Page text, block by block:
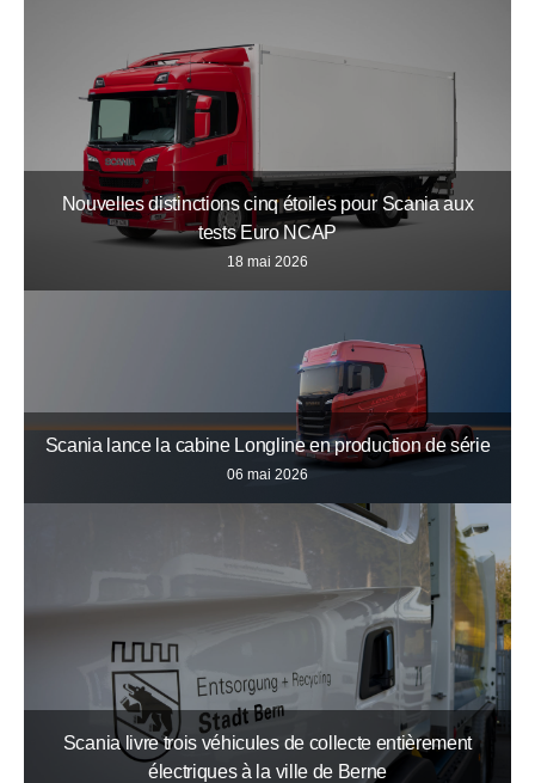
Nouvelles distinctions cinq étoiles pour Scania aux
tests Euro NCAP
18 mai 2026
Scania lance la cabine Longline en production de série
06 mai 2026
Scania livre trois véhicules de collecte entièrement
électriques à la ville de Berne